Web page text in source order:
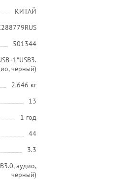
КИТАЙ
501344
черный)
2.646 кг
13
1 год
44
3.3
аудио,
черный)